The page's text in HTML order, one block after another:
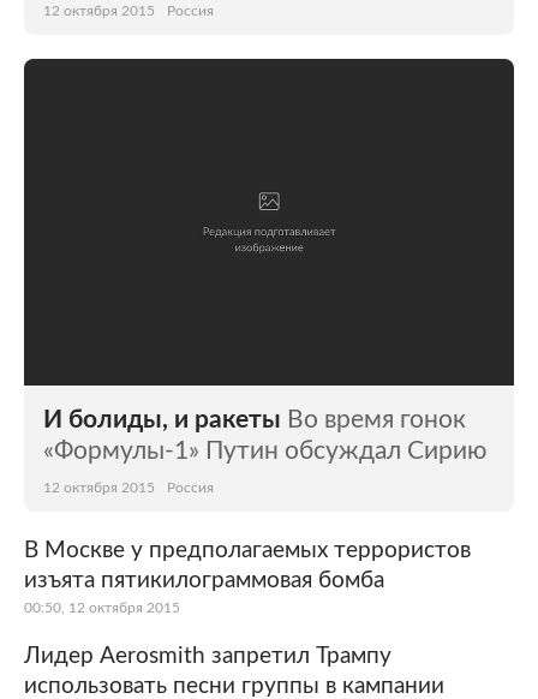
12 октября 2015 Россия
И болиды, и ракеты Во время гонок
«Формулы-1» Путин обсуждал Сирию
12 октября 2015 Россия
В Москве у предполагаемых террористов
изъята пятикилограммовая бомба
00:50, 12 октября 2015
Лидер Aerosmith запретил Трампу
использовать песни группы в кампании